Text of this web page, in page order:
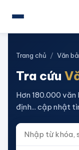
Trang chủ / Văn
Tra cứu
Hơn 180.000
định... cập nhật